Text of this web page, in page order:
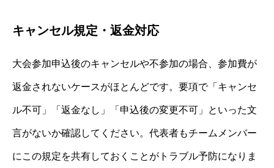
キャンセル規定・返金対応
大会参加申込後のキャンセルや不参加の場合、参加費が
返金されないケースがほとんどです。要項で「キャンセ
ル不可」「返金なし」「申込後の変更不可」といった文
言がないか確認してください。代表者もチームメンバー
にこの規定を共有しておくことがトラブル予防になりま